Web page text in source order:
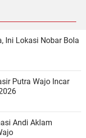
Ini Lokasi Nobar Bola
Putra Wajo Incar
Andi Aklam